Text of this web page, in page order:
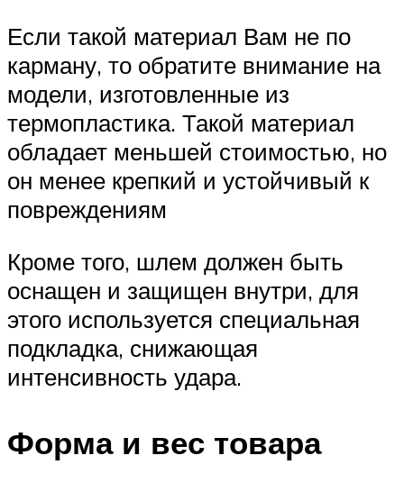
Если такой материал Вам не по
карману, то обратите внимание на
модели, изготовленные из
термопластика. Такой материал
обладает меньшей стоимостью, но
он менее крепкий и устойчивый к
повреждениям
Кроме того, шлем должен быть
оснащен и защищен внутри, для
этого используется специальная
подкладка, снижающая
интенсивность удара.
Форма и вес товара